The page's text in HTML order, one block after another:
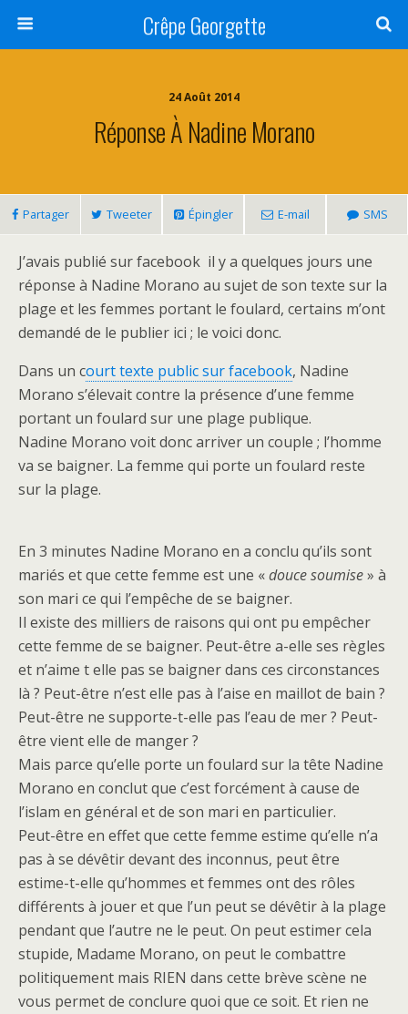
Crêpe Georgette
24 Août 2014
Réponse À Nadine Morano
Partager Tweeter Épingler E-mail SMS
J’avais publié sur facebook il y a quelques jours une
réponse à Nadine Morano au sujet de son texte sur la
plage et les femmes portant le foulard, certains m’ont
demandé de le publier ici ; le voici donc.
Dans un court texte public sur facebook, Nadine
Morano s’élevait contre la présence d’une femme
portant un foulard sur une plage publique.
Nadine Morano voit donc arriver un couple ; l’homme
va se baigner. La femme qui porte un foulard reste
sur la plage.
En 3 minutes Nadine Morano en a conclu qu’ils sont
mariés et que cette femme est une «douce soumise» à
son mari ce qui l’empêche de se baigner.
Il existe des milliers de raisons qui ont pu empêcher
cette femme de se baigner. Peut-être a-elle ses règles
et n’aime t elle pas se baigner dans ces circonstances
là ? Peut-être n’est elle pas à l’aise en maillot de bain ?
Peut-être ne supporte-t-elle pas l’eau de mer ? Peut-
être vient elle de manger ?
Mais parce qu’elle porte un foulard sur la tête Nadine
Morano en conclut que c’est forcément à cause de
l’islam en général et de son mari en particulier.
Peut-être en effet que cette femme estime qu’elle n’a
pas à se dévêtir devant des inconnus, peut être
estime-t-elle qu’hommes et femmes ont des rôles
différents à jouer et que l’un peut se dévêtir à la plage
pendant que l’autre ne le peut. On peut estimer cela
stupide, Madame Morano, on peut le combattre
politiquement mais RIEN dans cette brève scène ne
vous permet de conclure quoi que ce soit. Et rien ne